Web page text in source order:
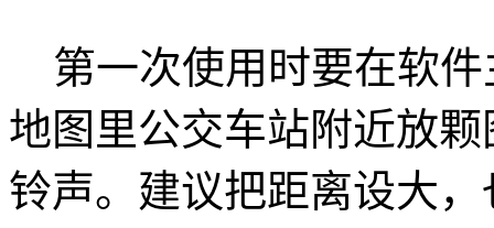
第一次使用时要在软件
地图里公交车站附近放
铃声。建议把距离设大